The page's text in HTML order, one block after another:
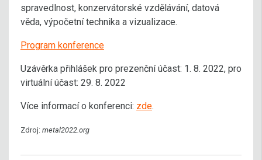
spravedlnost, konzervátorské vzdělávání, datová
věda, výpočetní technika a vizualizace.
Program konference
Uzávěrka přihlášek pro prezenční účast: 1. 8. 2022, pro
virtuální účast: 29. 8. 2022
Více informací o konferenci: zde.
Zdroj: metal2022.org